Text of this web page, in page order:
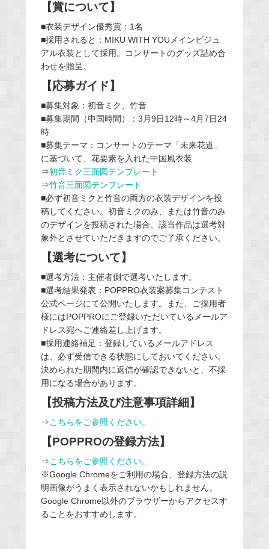
【賞について】
■衣装デザイン優秀賞：1名
■採用されると：MIKU WITH YOUメインビジュ
アル衣装として採用。コンサートのグッズ詰め合
わせを贈呈。
【応募ガイド】
■募集対象：初音ミク、竹音
■募集期間（中国時間）：3月9日12時～4月7日24
時
■募集テーマ：コンサートのテーマ「未来花道」
に基づいて、花要素を入れた中国風衣装
⇒初音ミク三面図テンプレート
⇒竹音三面図テンプレート
■必ず初音ミクと竹音の両方の衣装デザインを投
稿してください。初音ミクのみ、または竹音のみ
のデザインを投稿された場合、該当作品は選考対
象外とさせていただきますのでご了承ください。
【選考について】
■選考方法：主催者側で選考いたします。
■選考結果発表：POPPRO衣装案募集コンテスト
公式ページにて公開いたします。また、ご採用者
様にはPOPPROにご登録いただいているメールア
ドレス宛へご連絡差し上げます。
■採用連絡補足：登録しているメールアドレス
は、必ず受信できる状態にしておいてください。
決められた期間内に返信が確認できないと、不採
用になる場合があります。
【投稿方法及び注意事項詳細】
⇒こちらをご参照ください。
【POPPROの登録方法】
⇒こちらをご参照ください。
※Google Chromeをご利用の場合、登録方法の説
明画像がうまく表示されないかもしれません。
Google Chrome以外のブラウザーからアクセスす
ることをおすすめします。